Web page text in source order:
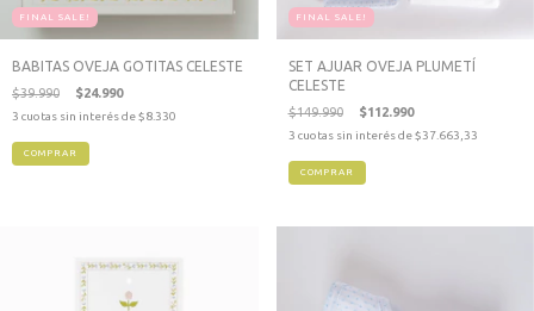
FINAL SALE!
BABITAS OVEJA GOTITAS CELESTE
$39.990 $24.990
3 cuotas sin interés de$8.330
FINAL SALE!
SET AJUAR OVEJA PLUMETÍ
CELESTE
$149.990 $112.990
3 cuotas sin interés de$37.663,33
COMPRAR